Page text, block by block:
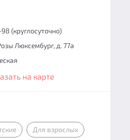
(круглосуточно)
Люксембург, д. 77а
на карте
Для взрослых